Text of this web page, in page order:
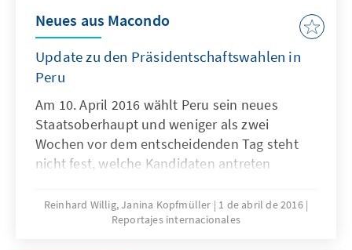
Neues aus Macondo
Update zu den Präsidentschaftswahlen in
Peru
Am 10. April 2016 wählt Peru sein neues
Staatsoberhaupt und weniger als zwei
Wochen vor dem entscheidenden Tag steht
nicht fest, welche Kandidaten antreten
peruanischen Medien erscheinen fast täglich
Meldungen über neue Anschuldigungen
Reinhard Willig, Janina Kopfmüller
1 de abril de 2016
Reportajes internacionales